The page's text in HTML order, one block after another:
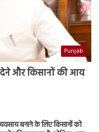
Punjab
देने और किसानों की आय
बनाने के लिए किसानों को